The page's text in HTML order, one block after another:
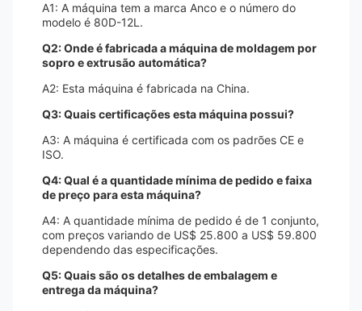
A1: A máquina tem a marca Anco e o número do
modelo é 80D-12L.
Q2: Onde é fabricada a máquina de moldagem por
sopro e extrusão automática?
A2: Esta máquina é fabricada na China.
Q3: Quais certificações esta máquina possui?
A3: A máquina é certificada com os padrões CE e
ISO.
Q4: Qual é a quantidade mínima de pedido e faixa
de preço para esta máquina?
A4: A quantidade mínima de pedido é de 1 conjunto,
com preços variando de US$ 25.800 a US$ 59.800
dependendo das especificações.
Q5: Quais são os detalhes de embalagem e
entrega da máquina?